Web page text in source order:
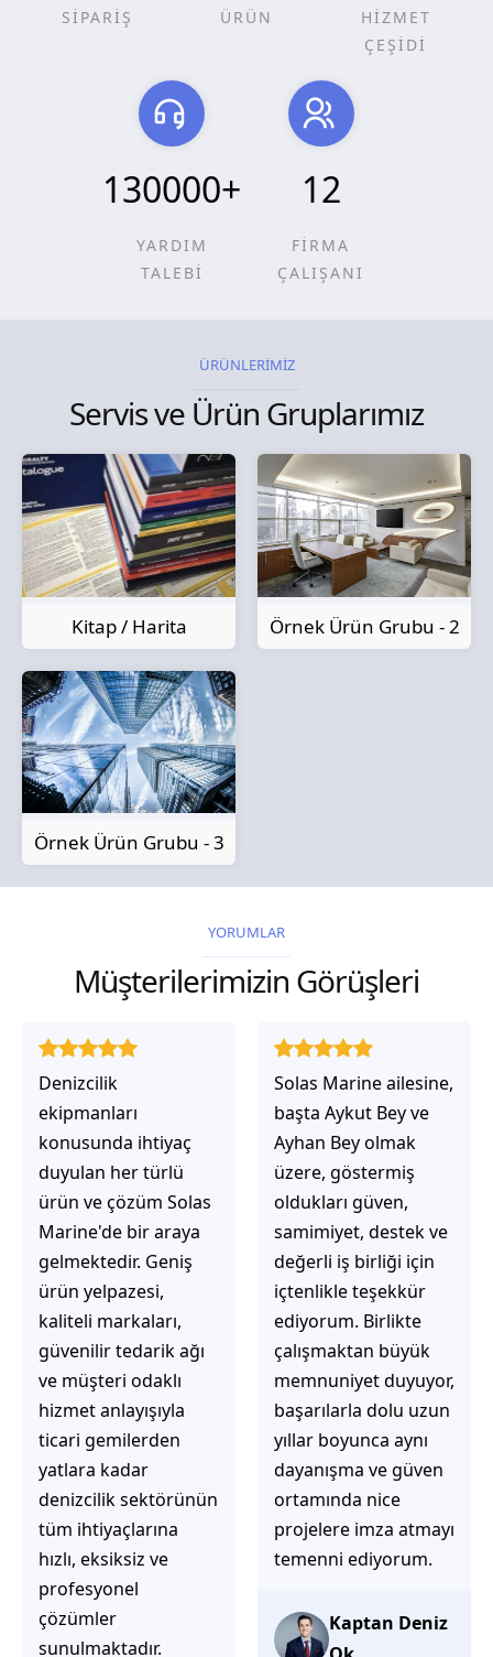
SİPARİŞ ÜRÜN
HİZMET
ÇEŞİDİ
130000+
YARDIM
TALEBİ
12
FİRMA
ÇALIŞANI
ÜRÜNLERİMİZ
Servis ve Ürün Gruplarımız
Kitap / Harita Örnek Ürün Grubu - 2
Örnek Ürün Grubu - 3
YORUMLAR
Müşterilerimizin Görüşleri
Solas Marine ailesine,
başta Aykut Bey ve
Ayhan Bey olmak
üzere, göstermiş
oldukları güven,
samimiyet, destek ve
değerli iş birliği için
içtenlikle teşekkür
ediyorum. Birlikte
çalışmaktan büyük
memnuniyet duyuyor,
başarılarla dolu uzun
yıllar boyunca aynı
dayanışma ve güven
ortamında nice
projelere imza atmayı
temenni ediyorum.
Kaptan Deniz
Solas Marine ile
çalıştığınızda,
işlerinin gerçekten
çözüm üretmeye
odaklı olduğunu
hemen fark
ediyorsunuz.
İhtiyaçlarınıza hızlı ve
doğru çözümler
sunmaya çalışıyorlar.
Müşteri
memnuniyetini ön
planda tutan
yaklaşımları, ilgili
iletişimleri ve
güvenilir hizmet
anlayışları sayesinde
başarılı bir ekip
olduklarını